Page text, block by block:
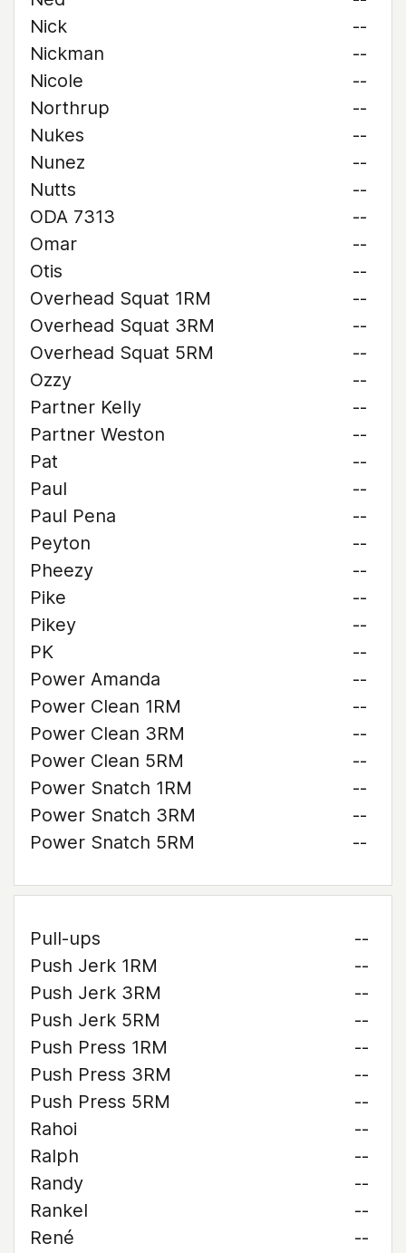
Nick
--
Nickman
--
Nicole
--
Northrup
--
Nukes
--
Nunez
--
Nutts
--
ODA 7313
--
Omar
--
Otis
--
Overhead Squat 1RM
--
Overhead Squat 3RM
--
Overhead Squat 5RM
--
Ozzy
--
Partner Kelly
--
Partner Weston
--
Pat
--
Paul
--
Paul Pena
--
Peyton
--
Pheezy
--
Pike
--
Pikey
--
PK
--
Power Amanda
--
Power Clean 1RM
--
Power Clean 3RM
--
Power Clean 5RM
--
Power Snatch 1RM
--
Power Snatch 3RM
--
Power Snatch 5RM
--
Pull-ups
--
Push Jerk 1RM
--
Push Jerk 3RM
--
Push Jerk 5RM
--
Push Press 1RM
--
Push Press 3RM
--
Push Press 5RM
--
Rahoi
--
Ralph
--
Randy
--
Rankel
--
René
--